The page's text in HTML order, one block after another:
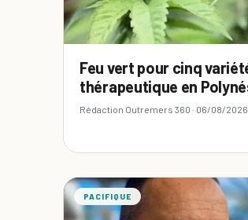
Feu vert pour cinq
thérapeutique en
Rédaction Outremers 360 · 06/08/2026
PACIFIQUE